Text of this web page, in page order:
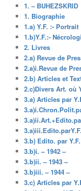
1. – BUHEZSKRID
1. Biographie
1.a) Y.F. :- Portrait
1.b)Y.F.:-
2. Livres
2.a) Revue de
2.a)i.Revue de
2.b) Articles et
2.c)Divers Art. où
3.a) Articles par
3.b) Edito. par
3.b)i. – 1942 –
3.b)ii. – 1943 –
3.b)iii. – 1944 –
3.c) Articles par